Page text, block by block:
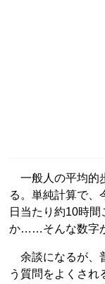
一般人の平均的
る。単純計算で、
日当たり約10時
か……そんな数字
余談になるが、
う質問をよくされ